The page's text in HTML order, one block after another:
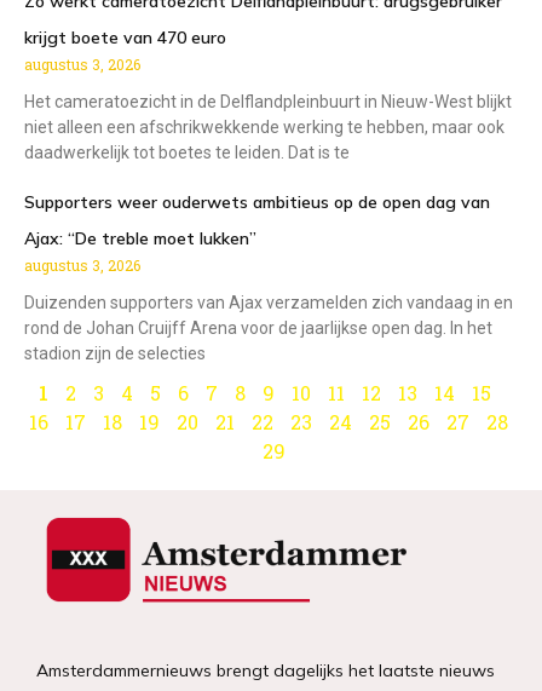
krijgt boete van 470 euro
augustus 3, 2026
Het cameratoezicht in de Delflandpleinbuurt in Nieuw-West blijkt
niet alleen een afschrikwekkende werking te hebben, maar ook
daadwerkelijk tot boetes te leiden. Dat is te
Supporters weer ouderwets ambitieus op de open dag van
Ajax: “De treble moet lukken”
augustus 3, 2026
Duizenden supporters van Ajax verzamelden zich vandaag in en
rond de Johan Cruijff Arena voor de jaarlijkse open dag. In het
stadion zijn de selecties
1 2 3 4 5 6 7 8 9 10 11 12 13 14
15
16
17 18 19 20 21 22 23 24 25 26 27
28
29
Amsterdammernieuws brengt dagelijks het laatste nieuws